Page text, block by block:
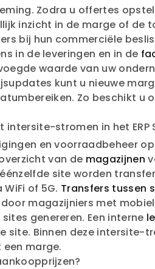
Zodra u offertes
inzicht in de marge of de
bij hun commerciële
in de leveringen en in de
waarde van uw
kunt u nieuwe
Zo beschikt u
stromen in het ERP
en voorraadbeheer
van de magazijnen
site worden
of 5G. Transfers tussen
magazijniers met
genereren. Een interne
Binnen deze intersite-
marge.